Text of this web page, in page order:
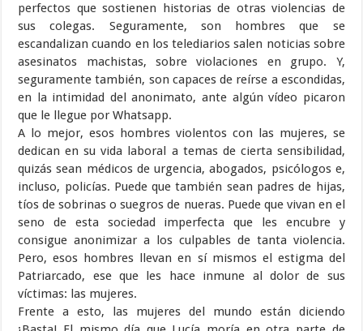
perfectos que sostienen historias de otras violencias de
sus colegas. Seguramente, son hombres que se
escandalizan cuando en los telediarios salen noticias sobre
asesinatos machistas, sobre violaciones en grupo. Y,
seguramente también, son capaces de reírse a escondidas,
en la intimidad del anonimato, ante algún vídeo picaron
que le llegue por Whatsapp.
A lo mejor, esos hombres violentos con las mujeres, se
dedican en su vida laboral a temas de cierta sensibilidad,
quizás sean médicos de urgencia, abogados, psicólogos e,
incluso, policías. Puede que también sean padres de hijas,
tíos de sobrinas o suegros de nueras. Puede que vivan en el
seno de esta sociedad imperfecta que les encubre y
consigue anonimizar a los culpables de tanta violencia.
Pero, esos hombres llevan en sí mismos el estigma del
Patriarcado, ese que les hace inmune al dolor de sus
víctimas: las mujeres.
Frente a esto, las mujeres del mundo están diciendo